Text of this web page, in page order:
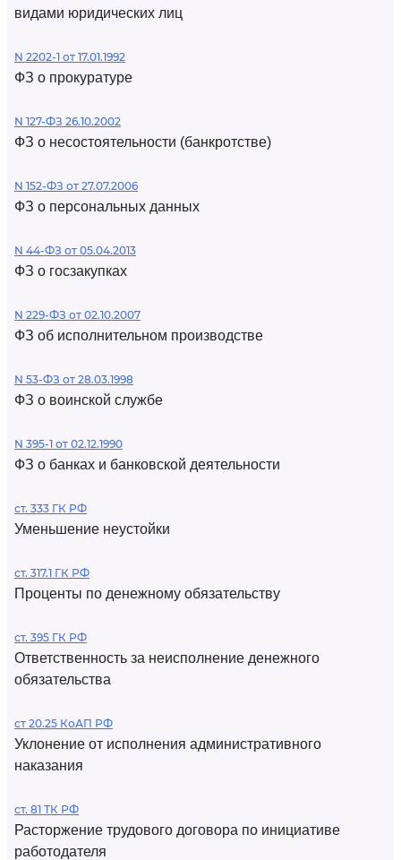
видами юридических лиц
N 2202-1 от 17.01.1992
ФЗ о прокуратуре
N 127-ФЗ 26.10.2002
ФЗ о несостоятельности (банкротстве)
N 152-ФЗ от 27.07.2006
ФЗ о персональных данных
N 44-ФЗ от 05.04.2013
ФЗ о госзакупках
N 229-ФЗ от 02.10.2007
ФЗ об исполнительном производстве
N 53-ФЗ от 28.03.1998
ФЗ о воинской службе
N 395-1 от 02.12.1990
ФЗ о банках и банковской деятельности
ст. 333 ГК РФ
Уменьшение неустойки
ст. 317.1 ГК РФ
Проценты по денежному обязательству
ст. 395 ГК РФ
Ответственность за неисполнение денежного
обязательства
ст 20.25 КоАП РФ
Уклонение от исполнения административного
наказания
ст. 81 ТК РФ
Расторжение трудового договора по инициативе
работодателя